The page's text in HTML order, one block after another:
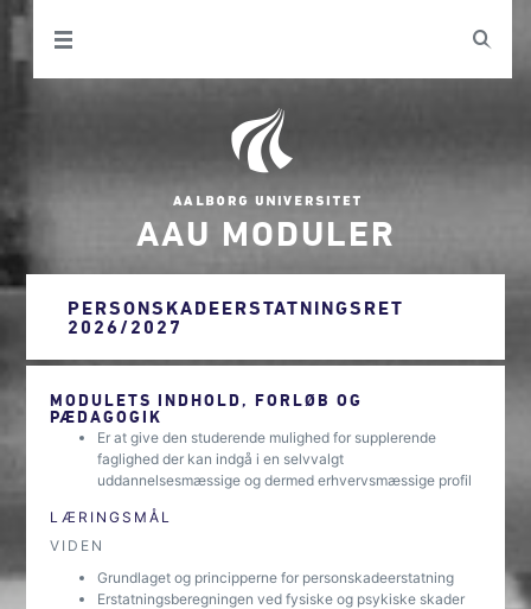
AAU MODULER
PERSONSKADEERSTATNINGSRET
2026/2027
MODULETS INDHOLD, FORLØB OG
PÆDAGOGIK
Er at give den studerende mulighed for supplerende
faglighed der kan indgå i en selvvalgt
uddannelsesmæssige og dermed erhvervsmæssige profil
LÆRINGSMÅL
VIDEN
Grundlaget og principperne for personskadeerstatning
Erstatningsberegningen ved fysiske og psykiske skader